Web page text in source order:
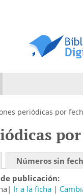
periódicas por
Números sin
publicación
Ir a la ficha